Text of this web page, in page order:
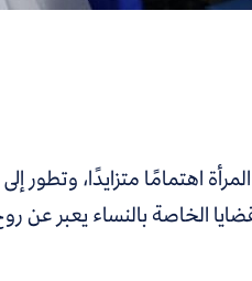
اهتمامًا متزايدًا، وتطور
الخاصة بالنساء يعبر